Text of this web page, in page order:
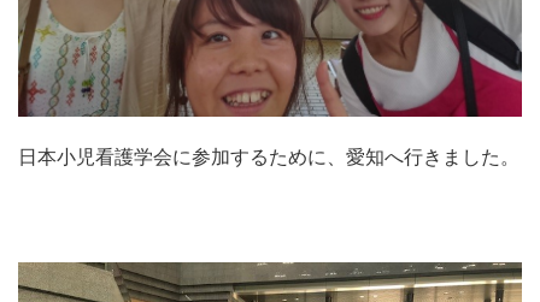
日本小児看護学会に参加するために、愛知へ行きました。